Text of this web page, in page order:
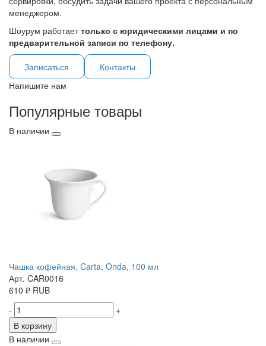
менеджером.
Шоурум работаеттолько с юридическими лицами и по
предварительной записи по телефону.
Записаться
Контакты
Напишите нам
Популярные товары
В наличии
Чашка кофейная, Carta, Onda, 100 мл
Арт. CAR0016
610 ₽ RUB
-
+
В корзину
В наличии